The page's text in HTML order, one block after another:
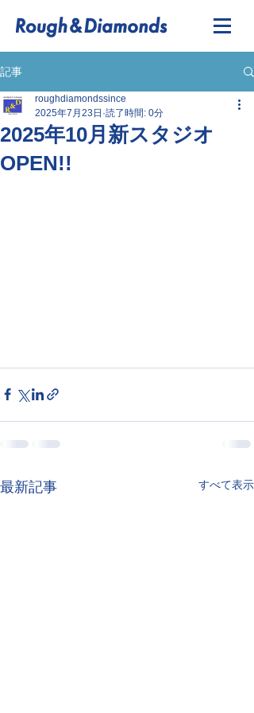
記事
2025年10月新スタジオ
OPEN!!
roughdiamondssince
2025年7月23日 読了時間: 0分
最新記事 すべて表示